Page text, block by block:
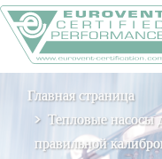
Главная страница
Тепловые насосы
правильной